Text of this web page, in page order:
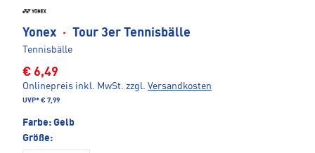
Yonex · Tour 3er Tennisbälle
Tennisbälle
€ 6,49
Onlinepreis inkl. MwSt. zzgl. Versandkosten
UVP* € 7,99
Farbe: Gelb
Größe: